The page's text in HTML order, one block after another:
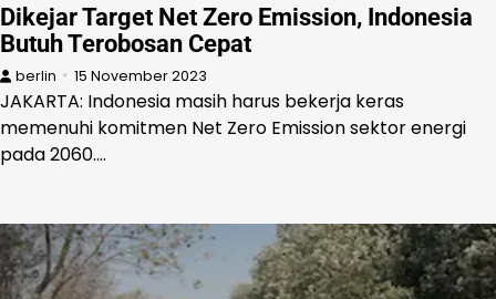
Dikejar Target Net Zero Emission, Indonesia
Butuh Terobosan Cepat
berlin 15 November 2023
JAKARTA: Indonesia masih harus bekerja keras
memenuhi komitmen Net Zero Emission sektor energi
pada 2060.…